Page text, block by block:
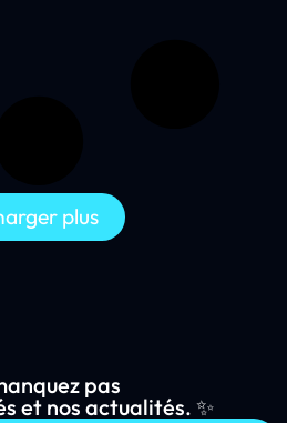
plus
pas
et nos actualités. ✨